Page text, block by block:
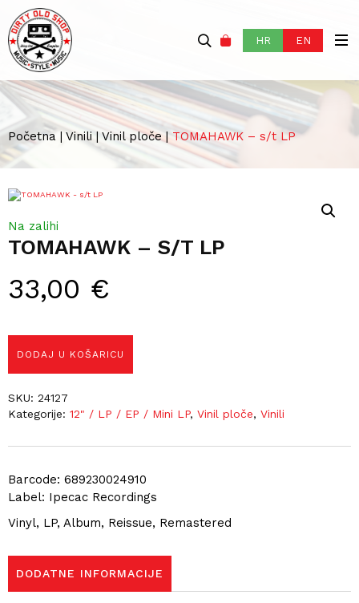
HR EN
Početna | Vinili | Vinil ploče|TOMAHAWK – s/t LP
TOMAHAWK – S/T LP
33,00 €
Barcode: 689230024910
Label: Ipecac Recordings
Vinyl, LP, Album, Reissue, Remastered
Na zalihi
DODAJ U KOŠARICU
SKU: 24127
Kategorije: 12" / LP / EP / Mini LP, Vinil ploče, Vinili
DODATNE INFORMACIJE